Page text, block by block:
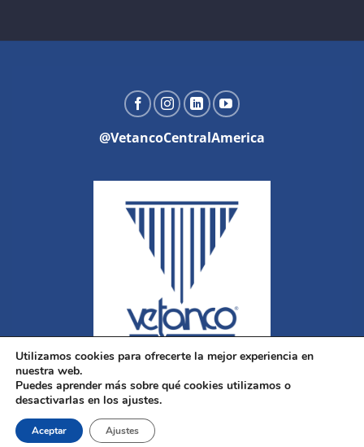
@VetancoCentralAmerica
Copyright 2026 ©
Utilizamos cookies para ofrecerte la mejor experiencia en
nuestra web.
Puedes aprender más sobre qué cookies utilizamos o
desactivarlas en los ajustes.
Aceptar Ajustes